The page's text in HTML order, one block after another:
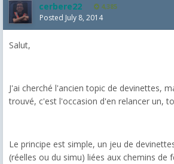
cerbere22 4,385
Posted July 8, 2014
Salut,
J'ai cherché l'ancien topic de devinettes,
trouvé, c'est l'occasion d'en relancer un,
Le principe est simple, un jeu de
(réelles ou du simu) liées aux chemins de